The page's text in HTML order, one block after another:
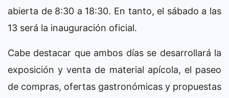
abierta de 8:30 a 18:30. En tanto, el sábado a las
13 será la inauguración oficial.
Cabe destacar que ambos días se desarrollará la
exposición y venta de material apícola, el paseo
de compras, ofertas gastronómicas y propuestas